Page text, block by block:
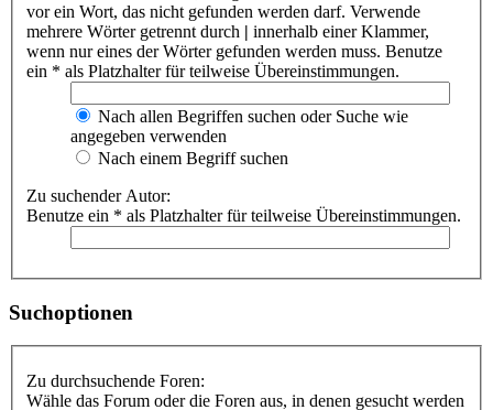
vor ein Wort, das nicht gefunden werden darf. Verwende
mehrere Wörter getrennt durch | innerhalb einer Klammer,
wenn nur eines der Wörter gefunden werden muss. Benutze
ein * als Platzhalter für teilweise Übereinstimmungen.
Nach allen Begriffen suchen oder Suche wie
angegeben verwenden
Nach einem Begriff suchen
Zu suchender Autor:
Benutze ein * als Platzhalter für teilweise Übereinstimmungen.
Suchoptionen
Zu durchsuchende Foren:
Wähle das Forum oder die Foren aus, in denen gesucht werden